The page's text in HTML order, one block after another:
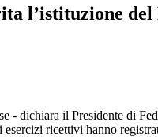
l’istituzione
- dichiara il Presidente di
ricettivi hanno